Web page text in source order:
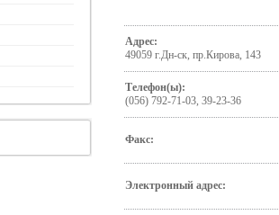
Адрес:
49059 г.Дн-ск, пр.Кирова, 143
Телефон(ы):
(056) 792-71-03, 39-23-36
Факс:
Электронный адрес: